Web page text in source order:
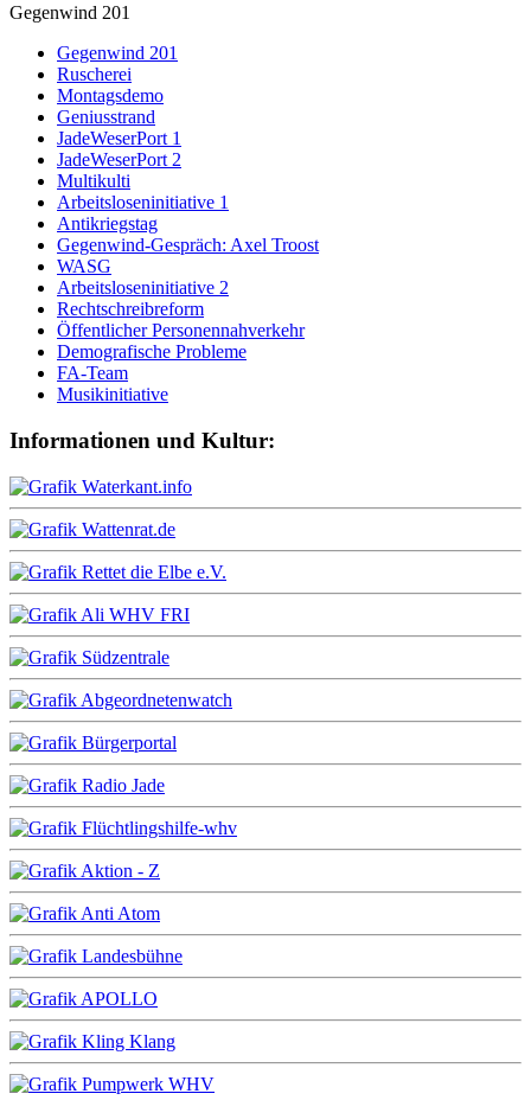
Gegenwind 201
Gegenwind 201
Ruscherei
Montagsdemo
Geniusstrand
JadeWeserPort 1
JadeWeserPort 2
Multikulti
Arbeitsloseninitiative 1
Antikriegstag
Gegenwind-Gespräch: Axel Troost
WASG
Arbeitsloseninitiative 2
Rechtschreibreform
Öffentlicher Personennahverkehr
Demografische Probleme
FA-Team
Musikinitiative
Informationen und Kultur: